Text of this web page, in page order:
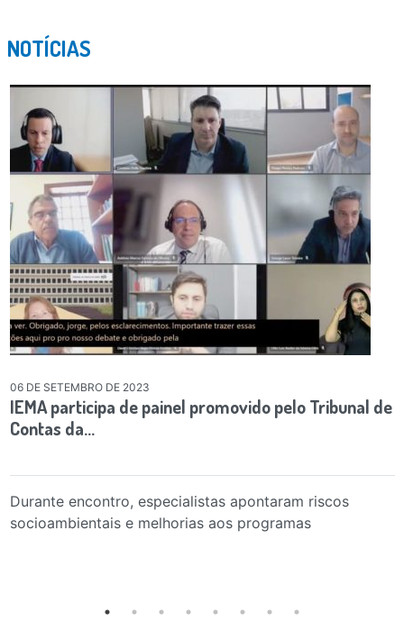
NOTÍCIAS
06 DE SETEMBRO DE 2023
IEMA participa de painel promovido pelo Tribunal de
Contas da…
Durante encontro, especialistas apontaram riscos
socioambientais e melhorias aos programas